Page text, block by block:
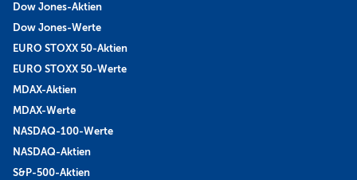
Dow Jones-Aktien
Dow Jones-Werte
EURO STOXX 50-Aktien
EURO STOXX 50-Werte
MDAX-Aktien
MDAX-Werte
NASDAQ-100-Werte
NASDAQ-Aktien
S&P-500-Aktien